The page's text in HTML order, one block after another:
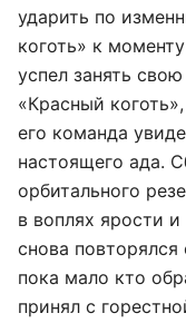
ударить по
коготь» к
успел занять
«Красный
его команда
настоящего ада.
орбитального
в воплях ярости
снова
пока мало кто
принял с